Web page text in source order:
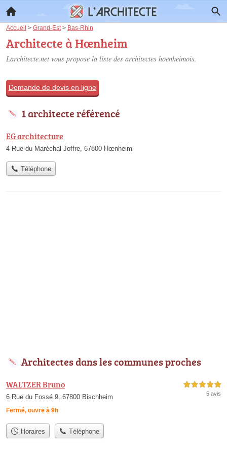
Accueil > Grand-Est > Bas-Rhin
Architecte à Hœnheim
Larchitecte.net vous propose la liste des architectes hoenheimois.
Demande de devis en ligne
1 architecte référencé
EG architecture
4 Rue du Maréchal Joffre, 67800 Hœnheim
Téléphone
Architectes dans les communes proches
WALTZER Bruno
6 Rue du Fossé 9, 67800 Bischheim
Fermé, ouvre à 9h
5,0 étoiles sur 5
5 avis
Horaires Téléphone